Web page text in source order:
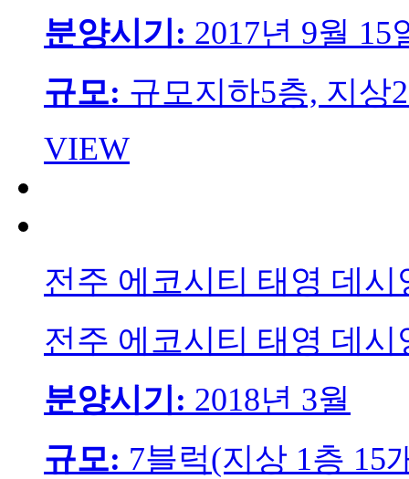
분양시기: 2017년 9월 15
규모: 규모지하5층, 지상
VIEW
전주 에코시티 태영 데
전주 에코시티 태영 데
분양시기: 2018년 3월
규모: 7블럭(지상 1층 15